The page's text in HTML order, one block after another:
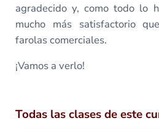
agradecido y, como todo lo
mucho más satisfactorio
farolas comerciales.
¡Vamos a verlo!
Todas las clases de este